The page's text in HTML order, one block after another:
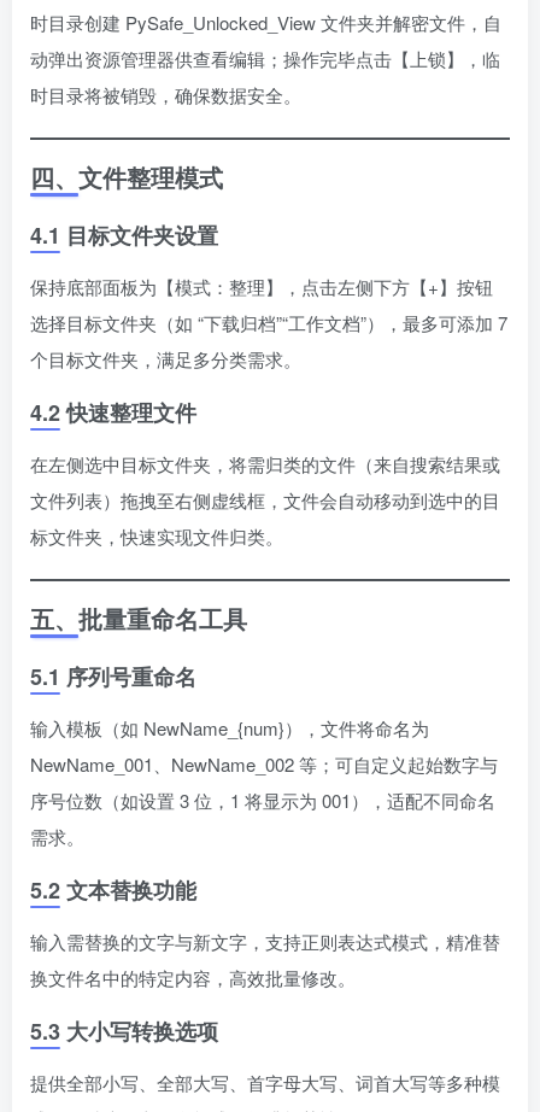
时目录创建 PySafe_Unlocked_View 文件夹并解密文件，自
动弹出资源管理器供查看编辑；操作完毕点击【上锁】，临
时目录将被销毁，确保数据安全。
四、文件整理模式
4.1 目标文件夹设置
保持底部面板为【模式：整理】，点击左侧下方【+】按钮
选择目标文件夹（如 “下载归档”“工作文档”），最多可添加 7
个目标文件夹，满足多分类需求。
4.2 快速整理文件
在左侧选中目标文件夹，将需归类的文件（来自搜索结果或
文件列表）拖拽至右侧虚线框，文件会自动移动到选中的目
标文件夹，快速实现文件归类。
五、批量重命名工具
5.1 序列号重命名
输入模板（如 NewName_{num}），文件将命名为
NewName_001、NewName_002 等；可自定义起始数字与
序号位数（如设置 3 位，1 将显示为 001），适配不同命名
需求。
5.2 文本替换功能
输入需替换的文字与新文字，支持正则表达式模式，精准替
换文件名中的特定内容，高效批量修改。
5.3 大小写转换选项
提供全部小写、全部大写、首字母大写、词首大写等多种模